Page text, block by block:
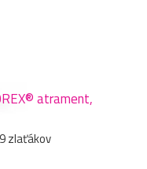
atrament,
zlaťákov